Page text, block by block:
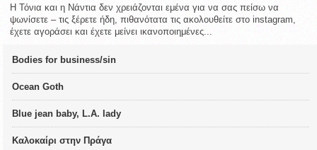
Η Τόνια και η Νάντια δεν χρειάζονται εμένα για να σας πείσω να
ψωνίσετε – τις ξέρετε ήδη, πιθανότατα τις ακολουθείτε στο instagram,
έχετε αγοράσει και έχετε μείνει ικανοποιημένες...
Bodies for business/sin
Ocean Goth
Blue jean baby, L.A. lady
Καλοκαίρι στην Πράγα